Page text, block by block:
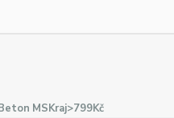
MSKraj>799Kč